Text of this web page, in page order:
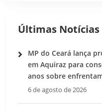
Últimas Notícias
MP do Ceará lança
em Aquiraz para
anos sobre
6 de agosto de 2026